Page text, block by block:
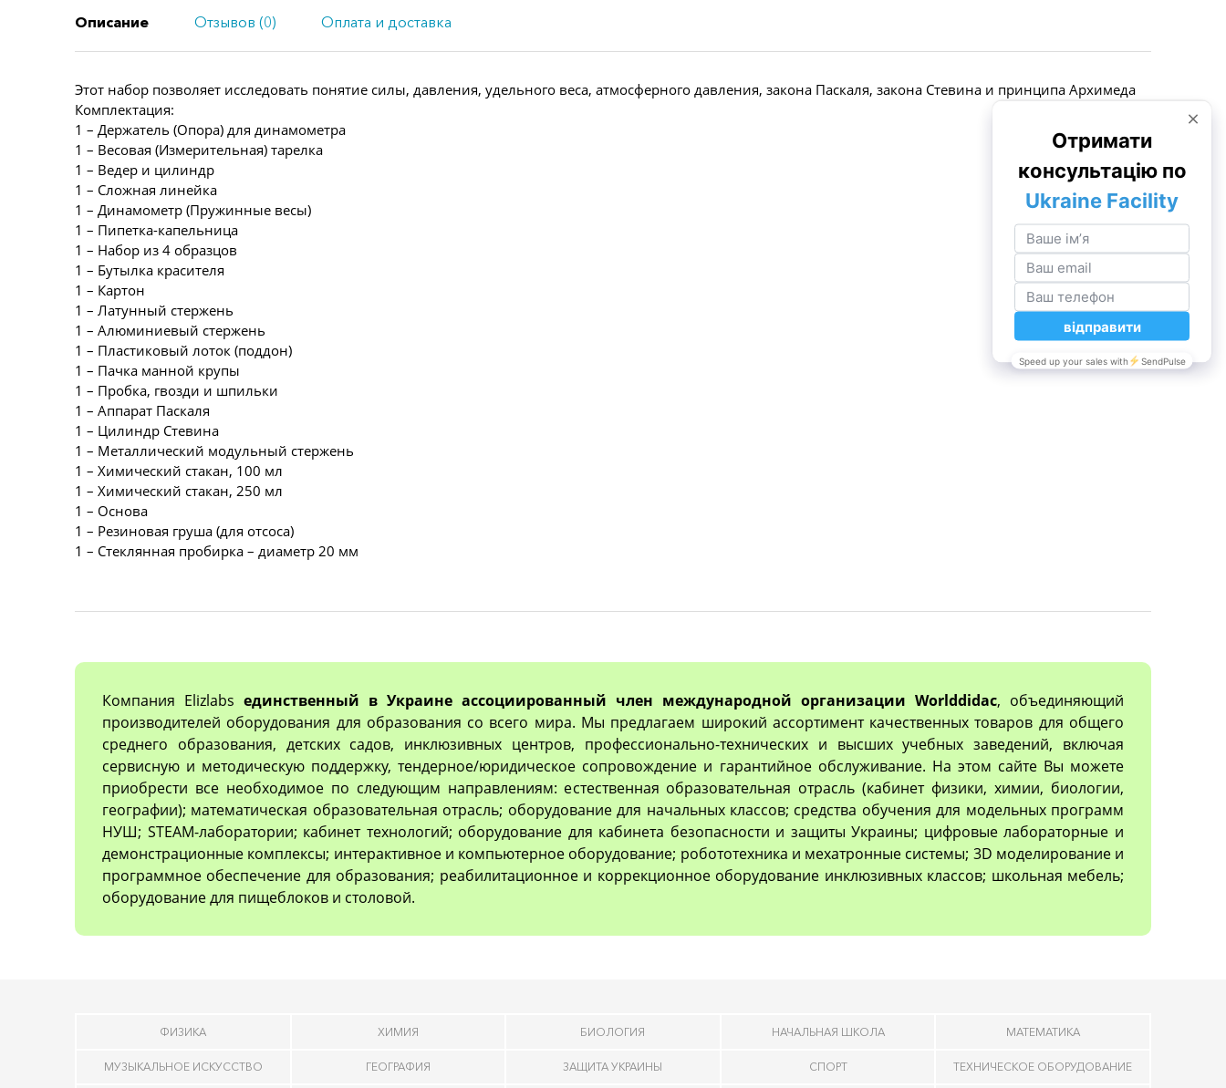
Описание Отзывов (0) Оплата и доставка
Этот набор позволяет исследовать понятие силы, давления, удельного веса, атмосферного давления, закона Паскаля, закона Стевина и принципа Архимеда
Комплектация:
1 – Держатель (Опора) для динамометра
1 – Весовая (Измерительная) тарелка
1 – Ведер и цилиндр
1 – Сложная линейка
1 – Динамометр (Пружинные весы)
1 – Пипетка-капельница
1 – Набор из 4 образцов
1 – Бутылка красителя
1 – Картон
1 – Латунный стержень
1 – Алюминиевый стержень
1 – Пластиковый лоток (поддон)
1 – Пачка манной крупы
1 – Пробка, гвозди и шпильки
1 – Аппарат Паскаля
1 – Цилиндр Стевина
1 – Металлический модульный стержень
1 – Химический стакан, 100 мл
1 – Химический стакан, 250 мл
1 – Основа
1 – Резиновая груша (для отсоса)
1 – Стеклянная пробирка – диаметр 20 мм
Компания Elizlabs единственный в Украине ассоциированный член международной организации Worlddidac, объединяющий
производителей оборудования для образования со всего мира. Мы предлагаем широкий ассортимент качественных товаров для общего
среднего образования, детских садов, инклюзивных центров, профессионально-технических и высших учебных заведений, включая
сервисную и методическую поддержку, тендерное/юридическое сопровождение и гарантийное обслуживание. На этом сайте Вы можете
приобрести все необходимое по следующим направлениям: естественная образовательная отрасль (кабинет физики, химии, биологии,
географии); математическая образовательная отрасль; оборудование для начальных классов; средства обучения для модельных программ
НУШ; STEAM-лаборатории; кабинет технологий; оборудование для кабинета безопасности и защиты Украины; цифровые лабораторные и
демонстрационные комплексы; интерактивное и компьютерное оборудование; робототехника и мехатронные системы; 3D моделирование и
программное обеспечение для образования; реабилитационное и коррекционное оборудование инклюзивных классов; школьная мебель;
оборудование для пищеблоков и столовой.
ФИЗИКА ХИМИЯ БИОЛОГИЯ НАЧАЛЬНАЯ ШКОЛА МАТЕМАТИКА
МУЗЫКАЛЬНОЕ ИСКУССТВО ГЕОГРАФИЯ ЗАЩИТА УКРАИНЫ СПОРТ ТЕХНИЧЕСКОЕ ОБОРУДОВАНИЕ